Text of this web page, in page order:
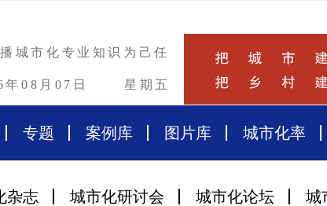
城市化专业知识为己任
年08月07日 星期五
专题 案例库 图片库 城市化率
杂志 城市化研讨会 城市化论坛 城